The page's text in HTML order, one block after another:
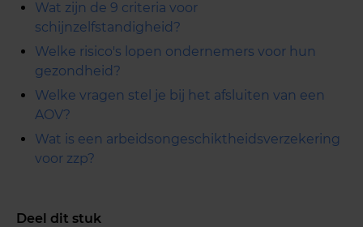
Wat zijn de 9 criteria voor
schijnzelfstandigheid?
Welke risico's lopen ondernemers voor hun
gezondheid?
Welke vragen stel je bij het afsluiten van een
AOV?
Wat is een arbeidsongeschiktheidsverzekering
voor zzp?
Deel dit stuk